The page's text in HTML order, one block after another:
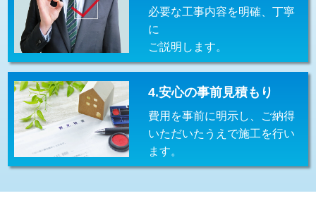
持込商品取付（単水栓） 13,200円
持込商品取付（混合水栓） 16,500円
持込商品取付（浄水器・分岐水栓） 16,500円
給水管工事※（ホール加工) 16,500円
給水管工事※（バンド止め) 3,300円
給水管工事※（支持金具設置)
必要な工事内容を明確、丁寧
に
ご説明します。
4.安心の事前見積もり
費用を事前に明示し、ご納得
いただいたうえで施工を行い
ます。